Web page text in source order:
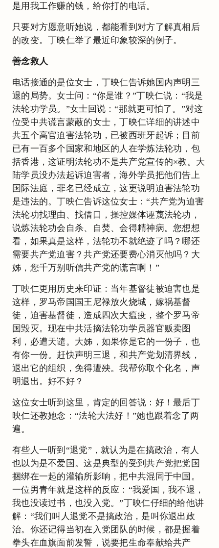
是用我工作赚的钱，给你打的电话。
只要对方愿意听她说，都能看到对方了解真相后
的改变。丁映仁举了最近印象较深的例子。
善念救人
电话接通的是位女士，丁映仁告诉她国内声明三
退的局势。女士问：“你是谁？”丁映仁说：“我是
法轮功学员。”女士回说：“那就更可怕了。”对这
位受中共谎言蒙蔽的女士，丁映仁详细的讲述中
共五个高官迫害法轮功，已被西班牙起诉；目前
已有一百多个国家和地区的人在学炼法轮功，包
括香港，这证明法轮功不是共产党宣传的×教。大
陆学员没办法起诉迫害者，海外学员把他们告上
国际法庭，罪名已经成立，这更说明迫害法轮功
是违法的。丁映仁告诉这位女士：“共产党为迫害
法轮功找理由、找借口，操控媒体诬蔑法轮功，
说炼法轮功会自杀、自焚、会得精神病。您想想
看，如果真是这样，法轮功不就绝迹了吗？哪还
需要共产党迫害？共产党还要费心消灭他吗？大
姊，您千万别听信共产党的谎言啊！”
丁映仁更用历史来印证：当年基督徒被迫害也是
这样，罗马帝国国王尼禄放火烧城，嫁祸基督
徒，迫害基督徒，造成四次大瘟疫，整个罗马帝
国毁灭。现在中共活摘法轮功学员器官贩卖图
利，必遭天谴。大姊，如果你是它的一份子，也
有你一份。赶快声明三退，和共产党划清界线，
退出它的组织，免得遭殃。我帮你取个化名，声
明退出。好不好？
这位女士听到这里，肯定的回答说：好！最后丁
映仁还教她念：“法轮大法好！”她也跟着念了两
遍。
有些人一听到“退党”，就认为是在搞政治，有人
也以为是不爱国。这是典型的受到共产党把党国
捆绑在一起的灌输所影响，把中共混同于中国。
一位男青年就是这样的反应：“我爱国，我不退，
我也没读过书，也没入党。”丁映仁仔细的给他讲
解：“我们叫人退党不是搞政治，是叫你退出政
治。你还记得当初在入党团队的时候，都是握着
拳头在血旗面前发誓，说要把生命奉献给共产